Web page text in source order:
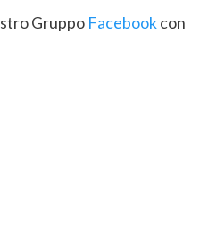
Gruppo Facebookcon